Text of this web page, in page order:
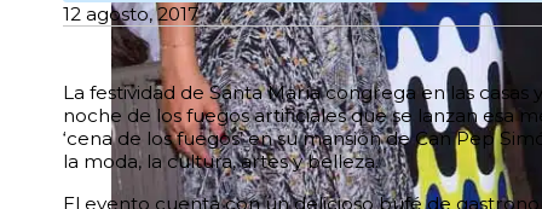
12 agosto, 2017
La festividad de Santa María congrega en las
noche de los fuegos artificiales que se lanzan esa
‘cena de los fuegos’ en su mansión de Can Pep
la moda, la cultura, artes y belleza.
El evento cuenta con un delicioso bufé de